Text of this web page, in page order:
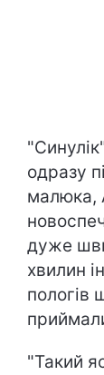
одразу
малюка,
дуже
хвилин
пологів
"Такий